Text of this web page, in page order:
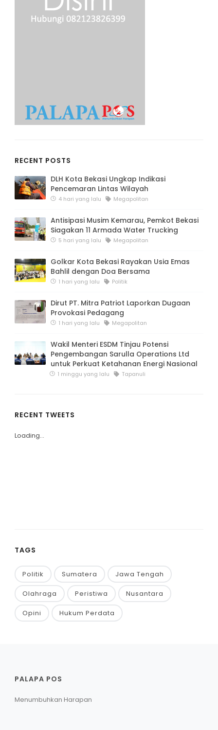
RECENT POSTS
DLH Kota Bekasi Ungkap Indikasi
Pencemaran Lintas Wilayah
4 hari yang lalu Megapolitan
Antisipasi Musim Kemarau, Pemkot Bekasi
Siagakan 11 Armada Water Trucking
5 hari yang lalu Megapolitan
Golkar Kota Bekasi Rayakan Usia Emas
Bahlil dengan Doa Bersama
1 hari yang lalu Politik
Dirut PT. Mitra Patriot Laporkan Dugaan
Provokasi Pedagang
1 hari yang lalu Megapolitan
Wakil Menteri ESDM Tinjau Potensi
Pengembangan Sarulla Operations Ltd
untuk Perkuat Ketahanan Energi Nasional
1 minggu yang lalu Tapanuli
RECENT TWEETS
Loading...
TAGS
Politik Sumatera Jawa Tengah
Olahraga Peristiwa Nusantara
Opini Hukum Perdata
PALAPA POS
Menumbuhkan Harapan